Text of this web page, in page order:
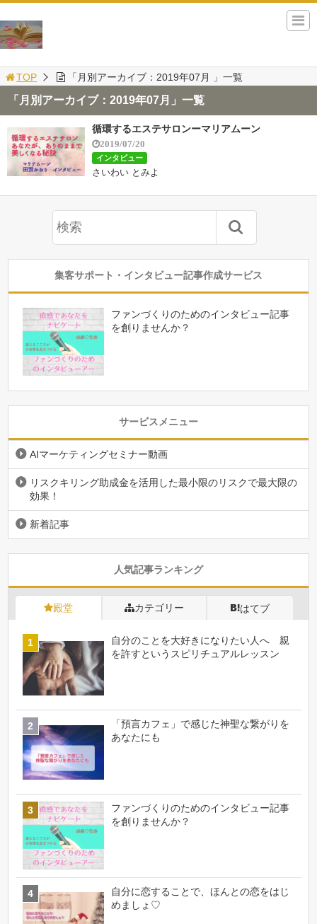
TOP 「月別アーカイブ：2019年07月 」一覧
「月別アーカイブ：2019年07月」一覧
循環するエステサロンーマリアムーン
2019/07/20
インタビュー
さいわい とみよ
集客サポート・インタビュー記事作成サービス
ファンづくりのためのインタビュー記事
を創りませんか？
サービスメニュー
AIマーケティングセミナー動画
リスクキリング助成金を活用した最小限のリスクで最大限の
効果！
新着記事
人気記事ランキング
殿堂 カテゴリー はてブ
自分のことを大好きになりたい人へ 親
を許すというスピリチュアルレッスン
「預言カフェ」で感じた神聖な繋がりを
あなたにも
ファンづくりのためのインタビュー記事
を創りませんか？
自分に恋することで、ほんとの恋をはじ
めましょ♡